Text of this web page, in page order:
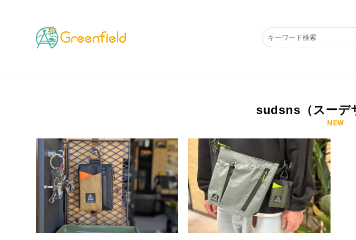
TOP ブランド sudsns（スーデザインズ）
sudsns（スーデ
NEW